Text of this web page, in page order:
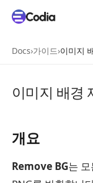
Docs›가이드›이미지
이미지 배경
개요
Remove BG는